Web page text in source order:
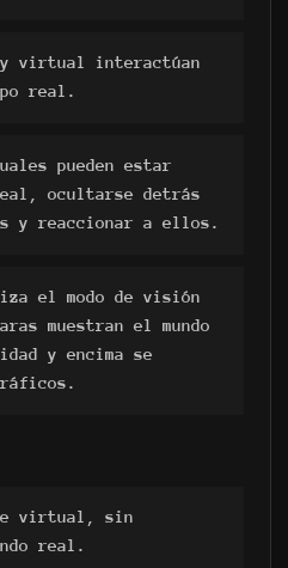
y virtual interactúan
real.
pueden estar
ocultarse detrás
y reaccionar a ellos.
el modo de visión
muestran el mundo
y encima se
virtual, sin
real.